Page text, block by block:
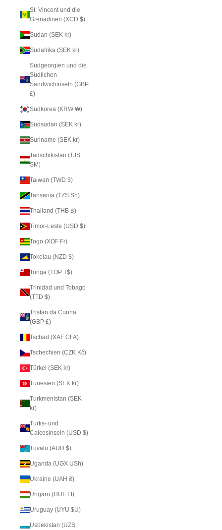
St. Vincent und die
Grenadinen (XCD $)
Sudan (SEK kr)
Südafrika (SEK kr)
Südgeorgien und die
Südlichen
Sandwichinseln (GBP
£)
Südkorea (KRW ₩)
Südsudan (SEK kr)
Suriname (SEK kr)
Tadschikistan (TJS
ЅМ)
Taiwan (TWD $)
Tansania (TZS Sh)
Thailand (THB ฿)
Timor-Leste (USD $)
Togo (XOF Fr)
Tokelau (NZD $)
Tonga (TOP T$)
Trinidad und Tobago
(TTD $)
Tristan da Cunha
(GBP £)
Tschad (XAF CFA)
Tschechien (CZK Kč)
Türkei (SEK kr)
Tunesien (SEK kr)
Turkmenistan (SEK
kr)
Turks- und
Caicosinseln (USD $)
Tuvalu (AUD $)
Uganda (UGX USh)
Ukraine (UAH ₴)
Ungarn (HUF Ft)
Uruguay (UYU $U)
Usbekistan (UZS